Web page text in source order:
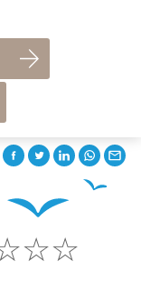
Favorit speichern